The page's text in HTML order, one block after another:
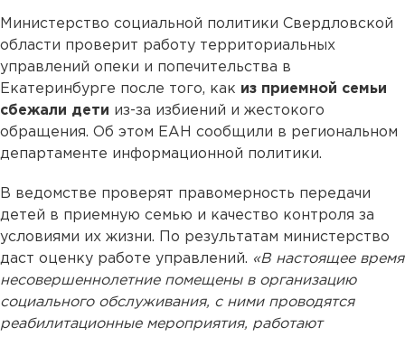
Министерство социальной политики Свердловской
области проверит работу территориальных
управлений опеки и попечительства в
Екатеринбурге после того, как из приемной семьи
сбежали дети из-за избиений и жестокого
обращения. Об этом ЕАН сообщили в региональном
департаменте информационной политики.
В ведомстве проверят правомерность передачи
детей в приемную семью и качество контроля за
условиями их жизни. По результатам министерство
даст оценку работе управлений. «В настоящее время
несовершеннолетние помещены в организацию
социального обслуживания, с ними проводятся
реабилитационные мероприятия, работают